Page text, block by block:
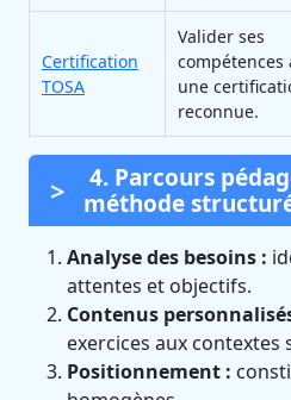
Certification
TOSA
Valider ses
compétences
une
reconnue.
4. Parcours
méthode
Analyse des besoins :
attentes et objectifs.
Contenus
exercices aux contextes
Positionnement :